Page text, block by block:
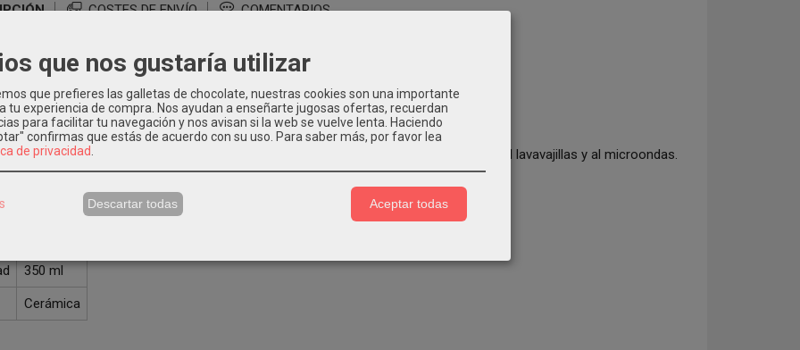
COSTES DE ENVÍO COMENTARIOS
del producto:
personalizada.
de alta calidad personalizable mediante la técnica de sublimación. Resistente al lavavajillas y al microondas.
técnica:
350 ml
Cerámica
que nos gustaría utilizar
que prefieres las galletas de chocolate, nuestras cookies son una importante
tu experiencia de compra. Nos ayudan a enseñarte jugosas ofertas, recuerdan
para facilitar tu navegación y nos avisan si la web se vuelve lenta. Haciendo
confirmas que estás de acuerdo con su uso. Para saber más, por favor lea
de privacidad
Descartar todas Aceptar todas